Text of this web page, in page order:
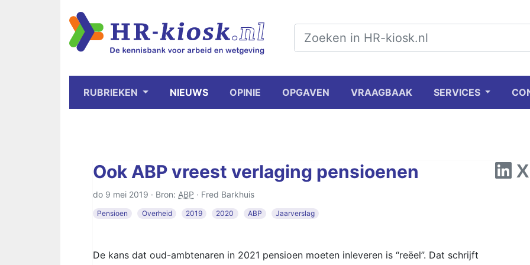
RUBRIEKEN NIEUWS OPINIE OPGAVEN VRAAGBAAK SERVICES
Ook ABP vreest verlaging pensioenen
do 9 mei 2019 · Bron: ABP · Fred Barkhuis
Pensioen Overheid 2019 2020 ABP Jaarverslag
De kans dat oud-ambtenaren in 2021 pensioen moeten inleveren is “reëel”. Dat schrijft